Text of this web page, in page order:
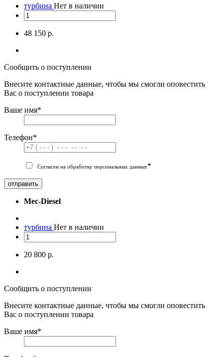
турбина Нет в наличии
48 150 р.
Сообщить о поступлении
Внесите контактные данные, чтобы мы смогли оповестить
Вас о поступлении товара
Ваше имя*
Телефон*
Согласен на обработку персональных данных*
отправить
Mec-Diesel
турбина Нет в наличии
20 800 р.
Сообщить о поступлении
Внесите контактные данные, чтобы мы смогли оповестить
Вас о поступлении товара
Ваше имя*